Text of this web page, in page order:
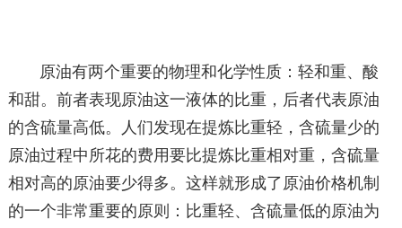
原油有两个重要的物理和化学性质：轻和重、酸
和甜。前者表现原油这一液体的比重，后者代表原油
的含硫量高低。人们发现在提炼比重轻，含硫量少的
原油过程中所花的费用要比提炼比重相对重，含硫量
相对高的原油要少得多。这样就形成了原油价格机制
的一个非常重要的原则：比重轻、含硫量低的原油为